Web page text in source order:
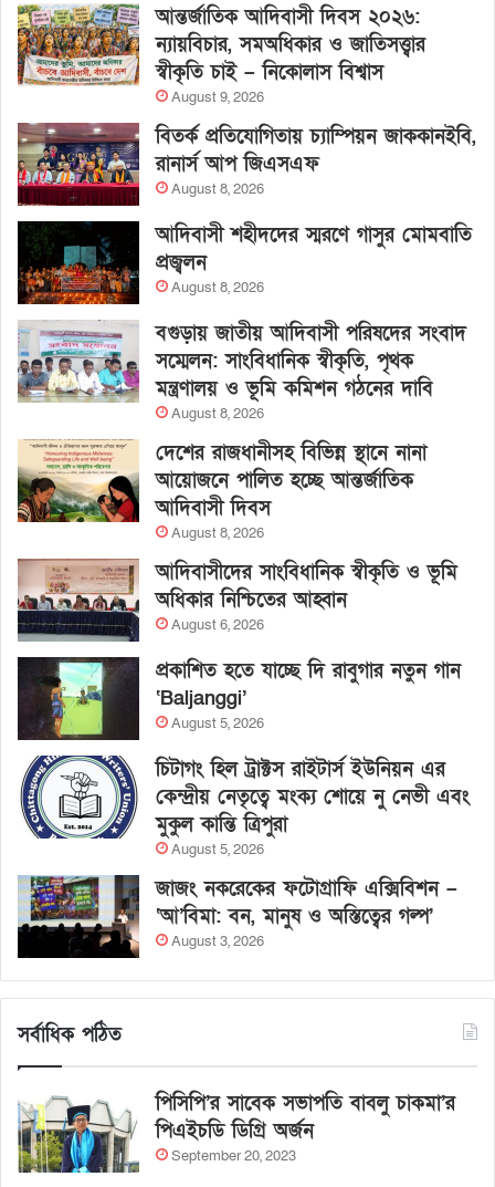
আন্তর্জাতিক আদিবাসী দিবস ২০২৬:
ন্যায়বিচার, সমঅধিকার ও জাতিসত্ত্বার
স্বীকৃতি চাই – নিকোলাস বিশ্বাস
August 9, 2026
বিতর্ক প্রতিযোগিতায় চ্যাম্পিয়ন জাককানইবি,
রানার্স আপ জিএসএফ
August 8, 2026
আদিবাসী শহীদদের স্মরণে গাসুর মোমবাতি
প্রজ্বলন
August 8, 2026
বগুড়ায় জাতীয় আদিবাসী পরিষদের সংবাদ
সম্মেলন: সাংবিধানিক স্বীকৃতি, পৃথক
মন্ত্রণালয় ও ভূমি কমিশন গঠনের দাবি
August 8, 2026
দেশের রাজধানীসহ বিভিন্ন স্থানে নানা
আয়োজনে পালিত হচ্ছে আন্তর্জাতিক
আদিবাসী দিবস
August 8, 2026
আদিবাসীদের সাংবিধানিক স্বীকৃতি ও ভূমি
অধিকার নিশ্চিতের আহ্বান
August 6, 2026
প্রকাশিত হতে যাচ্ছে দি রাবুগার নতুন গান
‘Baljanggi’
August 5, 2026
চিটাগং হিল ট্রাক্টস রাইটার্স ইউনিয়ন এর
কেন্দ্রীয় নেতৃত্বে মংক্য শোয়ে নু নেভী এবং
মুকুল কান্তি ত্রিপুরা
August 5, 2026
জাজং নকরেকের ফটোগ্রাফি এক্সিবিশন –
‘আ’বিমা: বন, মানুষ ও অস্তিত্বের গল্প’
August 3, 2026
সর্বাধিক পঠিত
পিসিপি’র সাবেক সভাপতি বাবলু চাকমা’র
পিএইচডি ডিগ্রি অর্জন
September 20, 2023